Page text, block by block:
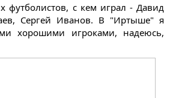
футболистов, с кем играл - Давид
Сергей Иванов. В "Иртыше" я
хорошими игроками, надеюсь,